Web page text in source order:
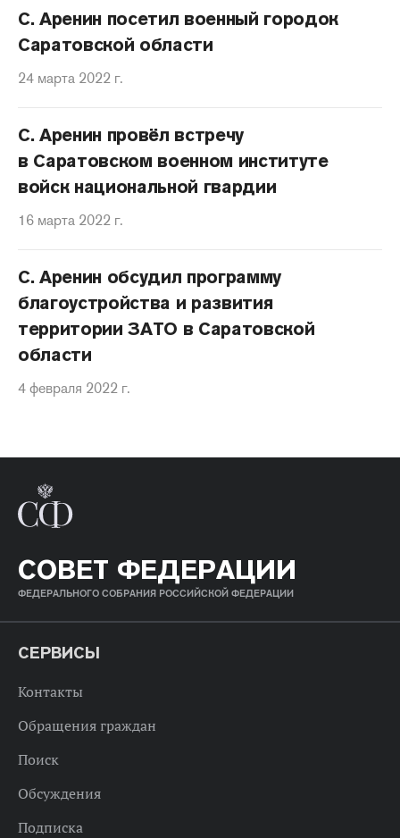
С. Аренин посетил военный городок
Саратовской области
24 марта 2022 г.
С. Аренин провёл встречу
в Саратовском военном институте
войск национальной гвардии
16 марта 2022 г.
С. Аренин обсудил программу
благоустройства и развития
территории ЗАТО в Саратовской
области
4 февраля 2022 г.
СОВЕТ ФЕДЕРАЦИИ
ФЕДЕРАЛЬНОГО СОБРАНИЯ РОССИЙСКОЙ ФЕДЕРАЦИИ
СЕРВИСЫ
Контакты
Обращения граждан
Поиск
Обсуждения
Подписка